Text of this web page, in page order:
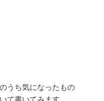
うち気になったもの
て書いてみます。